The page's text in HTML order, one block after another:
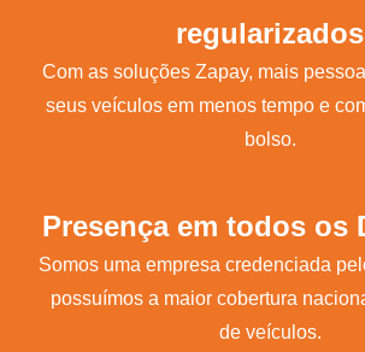
regularizados
Com as soluções Zapay, mais
seus veículos em menos tempo e
bolso.
Presença em todos os
Somos uma empresa credenciada
possuímos a maior cobertura
de veículos.